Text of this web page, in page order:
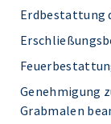
Erdbestattung
Genehmigung
Grabmalen